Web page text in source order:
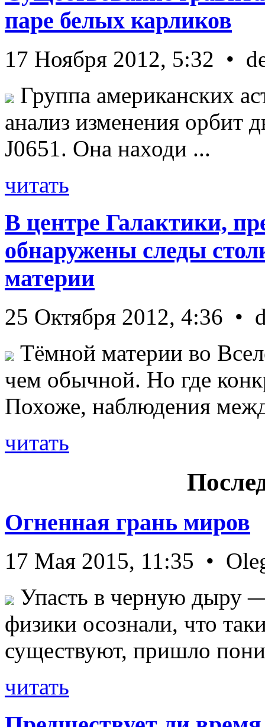
паре белых карликов
17 Ноября 2012, 5:32 •
Группа американских
анализ изменения орбит
J0651. Она находи ...
читать
В центре Галактики,
обнаружены следы
материи
25 Октября 2012, 4:36 •
Тёмной материи во
чем обычной. Но где
Похоже, наблюдения
читать
Огненная грань миров
17 Мая 2015, 11:35 •
Упасть в черную дыру
физики осознали, что
существуют, пришло
читать